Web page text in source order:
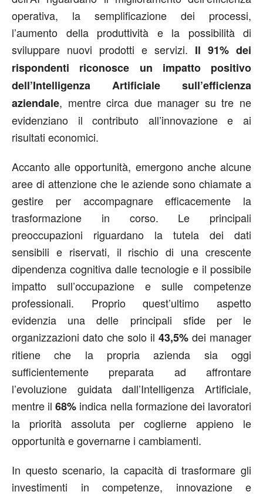
operativa, la semplificazione dei processi,
l’aumento della produttività e la possibilità di
sviluppare nuovi prodotti e servizi. Il 91% dei
rispondenti riconosce un impatto positivo
dell’Intelligenza Artificiale sull’efficienza
aziendale, mentre circa due manager su tre ne
evidenziano il contributo all’innovazione e ai
risultati economici.
Accanto alle opportunità, emergono anche alcune
aree di attenzione che le aziende sono chiamate a
gestire per accompagnare efficacemente la
trasformazione in corso. Le principali
preoccupazioni riguardano la tutela dei dati
sensibili e riservati, il rischio di una crescente
dipendenza cognitiva dalle tecnologie e il possibile
impatto sull’occupazione e sulle competenze
professionali. Proprio quest’ultimo aspetto
evidenzia una delle principali sfide per le
organizzazioni dato che solo il 43,5% dei manager
ritiene che la propria azienda sia oggi
sufficientemente preparata ad affrontare
l’evoluzione guidata dall’Intelligenza Artificiale,
mentre il68% indica nella formazione dei lavoratori
la priorità assoluta per coglierne appieno le
opportunità e governarne i cambiamenti.
In questo scenario, la capacità di trasformare gli
investimenti in competenze, innovazione e